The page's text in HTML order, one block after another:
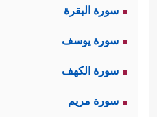
الأسياد!
المَعلَمُ الثاني: أن
ضياع المسؤولية
هذا الصف
سورة البقرة
سورة يوسف
سورة الكهف
سورة مريم